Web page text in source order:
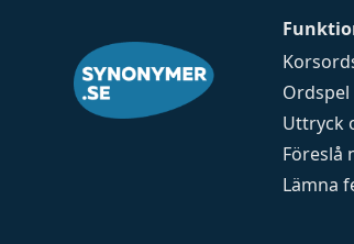
Ordspel
Uttryck
Föreslå
Lämna